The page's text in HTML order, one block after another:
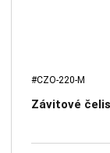
#CZO-220-M
Závitové